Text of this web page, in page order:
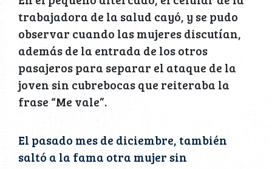
trabajadora de la salud cayó, y se pudo
observar cuando las mujeres discutían,
además de la entrada de los otros
pasajeros para separar el ataque de la
joven sin cubrebocas que reiteraba la
frase “Me vale”.
El pasado mes de diciembre, también
saltó a la fama otra mujer sin